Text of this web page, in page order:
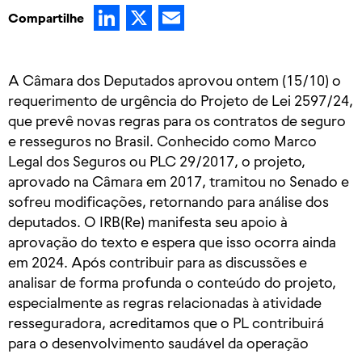
Compartilhe LinkedIn
X
A Câmara dos Deputados aprovou ontem (15/10) o
requerimento de urgência do Projeto de Lei 2597/24,
que prevê novas regras para os contratos de seguro
e resseguros no Brasil. Conhecido como Marco
Legal dos Seguros ou PLC 29/2017, o projeto,
aprovado na Câmara em 2017, tramitou no Senado e
sofreu modificações, retornando para análise dos
deputados. O IRB(Re) manifesta seu apoio à
aprovação do texto e espera que isso ocorra ainda
em 2024. Após contribuir para as discussões e
analisar de forma profunda o conteúdo do projeto,
especialmente as regras relacionadas à atividade
resseguradora, acreditamos que o PL contribuirá
para o desenvolvimento saudável da operação